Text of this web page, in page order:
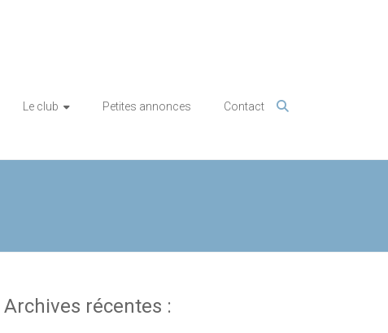
Le club Petites annonces Contact
Archives récentes :